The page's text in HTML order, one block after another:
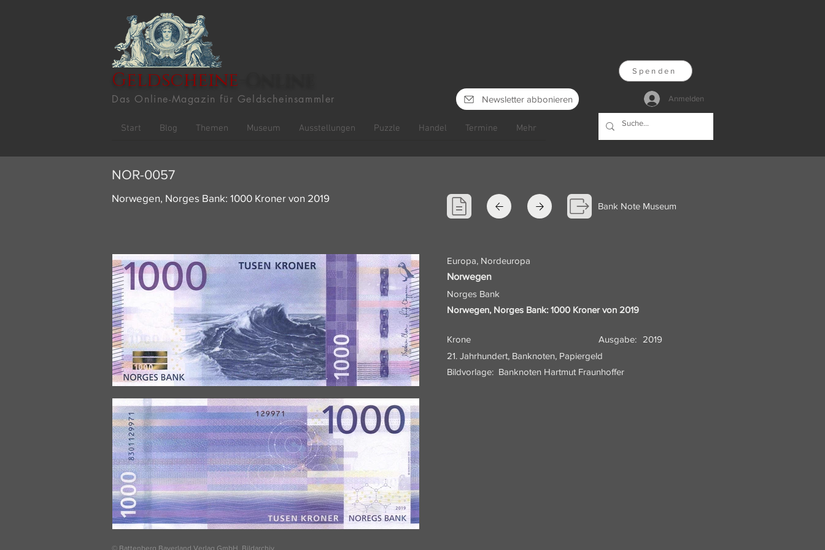
Geldscheine
Das Online-Magazin für Geldscheinsammler Newsletter abbonieren
Start Blog Themen Museum Ausstellungen Puzzle Handel Termine Mehr
Spenden
Anmelden
NOR-0057
Norwegen, Norges Bank: 1000 Kroner von 2019
Bank Note Museum
Europa, Nordeuropa
Norwegen
Norges Bank
Norwegen, Norges Bank: 1000 Kroner von 2019
Krone Ausgabe:
2019
21. Jahrhundert, Banknoten, Papiergeld
Bildvorlage: Banknoten Hartmut Fraunhoffer
© Battenberg Bayerland Verlag GmbH, Bildarchiv